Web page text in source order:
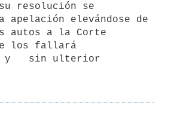
resolución se
apelación elevándose de
autos a la Corte
los fallará
y   sin ulterior